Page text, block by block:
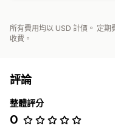
所有費用均以 USD 計價。 定
收費。
評論
整體評分
0